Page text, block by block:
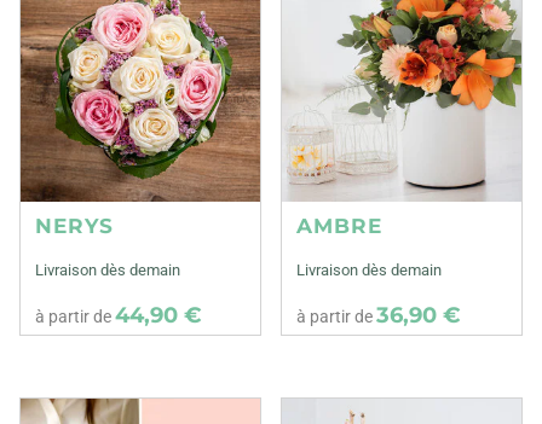
NERYS
Livraison dès demain
à partir de44,90 €
AMBRE
Livraison dès demain
à partir de36,90 €